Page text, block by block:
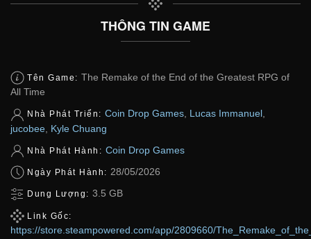
THÔNG TIN GAME
Tên Game: The Remake of the End of the Greatest RPG of
All Time
Nhà Phát Triển: Coin Drop Games, Lucas Immanuel,
jucobee Kyle Chuang
Nhà Phát Hành: Coin Drop Games
Ngày Phát Hành: 28/05/2026
Dung Lượng: 3.5 GB
Link Gốc:
https://store.steampowered.com/app/2809660/